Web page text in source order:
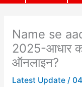
Name se
2025-आधार
ऑनलाइन?
Latest Update/